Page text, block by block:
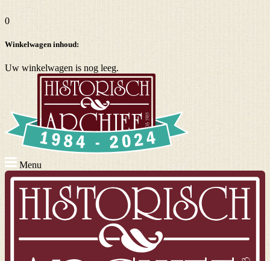
0
Winkelwagen inhoud:
Uw winkelwagen is nog leeg.
Menu